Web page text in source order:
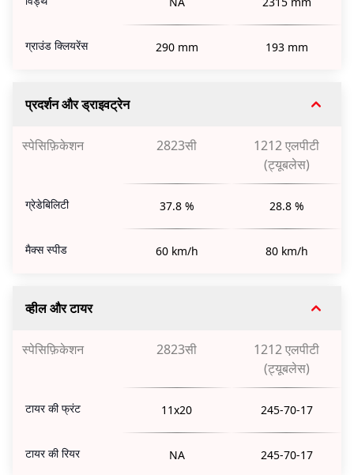
ग्राउंड क्लियरेंस 290 mm 193 mm
प्रदर्शन और ड्राइवट्रेन
स्पेसिफ़िकेशन 2823सी
1212 एलपीटी
(ट्यूबलेस)
ग्रेडेबिलिटी 37.8 % 28.8 %
मैक्स स्पीड 60 km/h 80 km/h
व्हील और टायर
स्पेसिफ़िकेशन 2823सी
1212 एलपीटी
(ट्यूबलेस)
टायर की फ्रंट 11x20 245-70-17
टायर की रियर NA 245-70-17